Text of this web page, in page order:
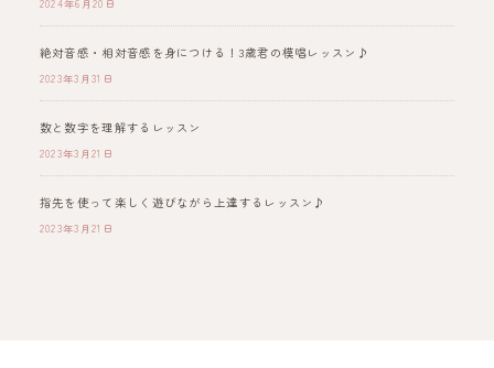
2024年6月20日
絶対音感・相対音感を身につける！3歳君の模唱レッスン♪
2023年3月31日
数と数字を理解するレッスン
2023年3月21日
指先を使って楽しく遊びながら上達するレッスン♪
2023年3月21日